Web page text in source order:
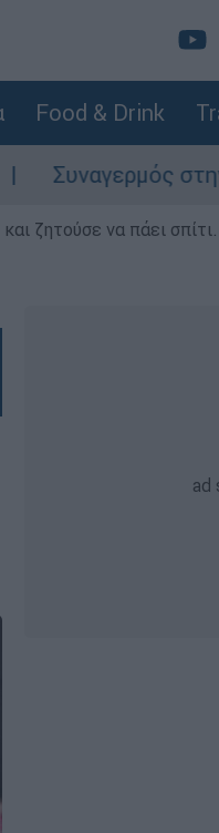
Food & Drink
στην Κάρπαθο:
ζητούσε να πάει